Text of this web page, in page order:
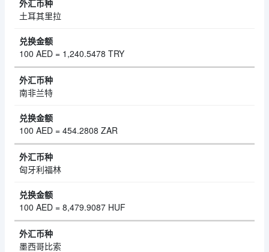
土耳其里拉
100 AED = 1,240.5478 TRY
南非兰特
100 AED = 454.2808 ZAR
匈牙利福林
100 AED = 8,479.9087 HUF
墨西哥比索